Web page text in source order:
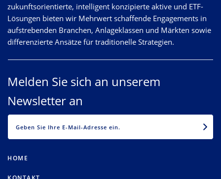
zukunftsorientierte, intelligent konzipierte aktive und ETF-
Lösungen bieten wir Mehrwert schaffende Engagements in
aufstrebenden Branchen, Anlageklassen und Märkten sowie
differenzierte Ansätze für traditionelle Strategien.
Melden Sie sich an unserem
Newsletter an
HOME